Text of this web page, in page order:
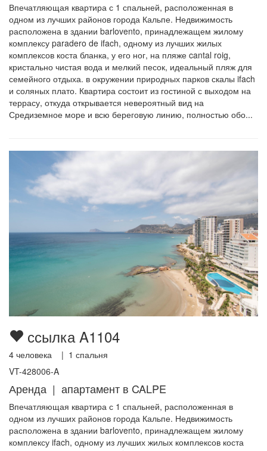
Впечатляющая квартира с 1 спальней, расположенная в
одном из лучших районов города Кальпе. Недвижимость
расположена в здании barlovento, принадлежащем жилому
комплексу paradero de ifach, одному из лучших жилых
комплексов коста бланка, у его ног, на пляже cantal roig,
кристально чистая вода и мелкий песок, идеальный пляж для
семейного отдыха. в окружении природных парков скалы ifach
и соляных плато. Квартира состоит из гостиной с выходом на
террасу, откуда открывается невероятный вид на
Средиземное море и всю береговую линию, полностью обо...
ссылка A1104
4 человека | 1 спальня
VT-428006-A
Аренда | апартамент в CALPE
Впечатляющая квартира с 1 спальней, расположенная в
одном из лучших районов города Кальпе. Недвижимость
расположена в здании barlovento, принадлежащем жилому
комплексу ifach, одному из лучших жилых комплексов коста